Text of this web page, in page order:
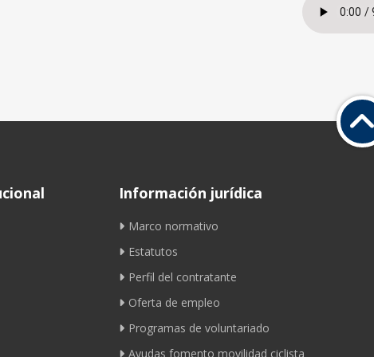
Información jurídica
Marco normativo
Estatutos
Perfil del contratante
Oferta de empleo
Programas de voluntariado
Ayudas fomento movilidad ciclista